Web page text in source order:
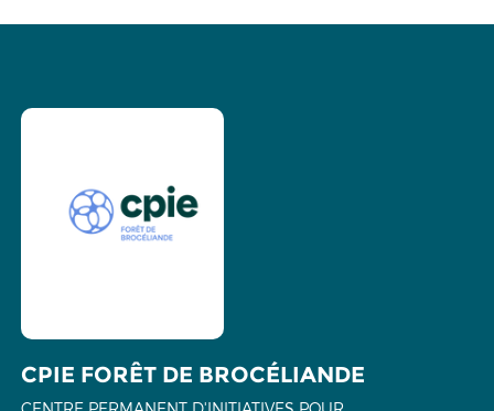
CPIE FORÊT DE BROCÉLIANDE